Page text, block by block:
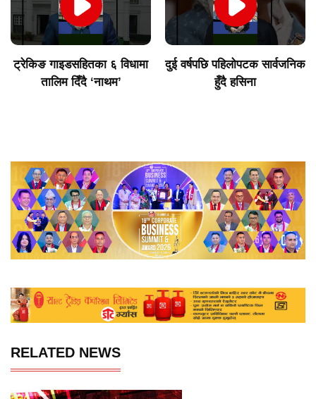
ट्रेकिङ गाइडसहितका ६ विधामा
तालिम दिँदै ‘नाथम’
दुई वर्षपछि पहिलोपटक सार्वजनिक
हुँदै हसिना
RELATED NEWS